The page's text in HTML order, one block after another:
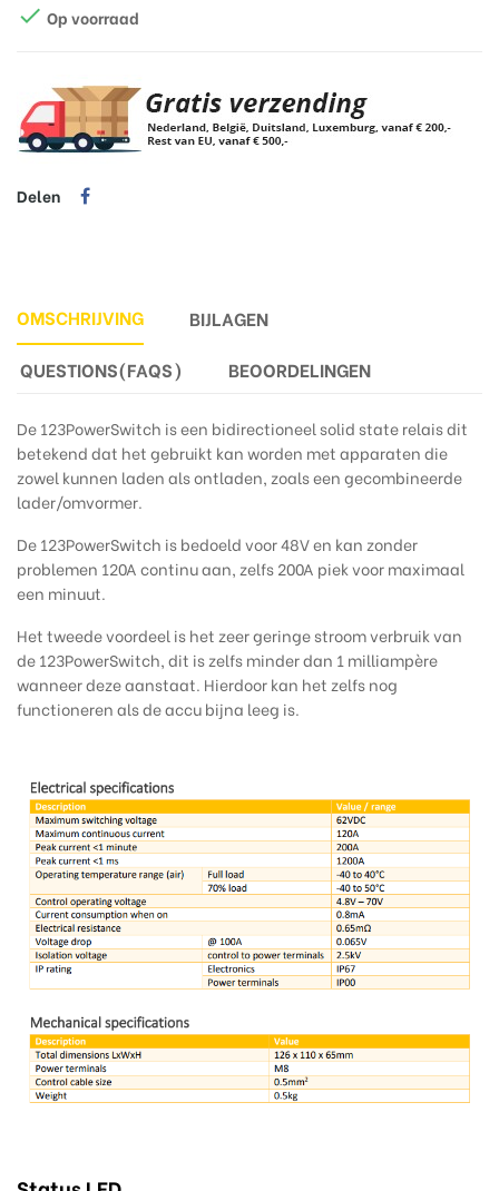
 Op voorraad
Delen
OMSCHRIJVING
BIJLAGEN
QUESTIONS(FAQS)
BEOORDELINGEN
De 123PowerSwitch is een bidirectioneel solid state relais dit
betekend dat het gebruikt kan worden met apparaten die
zowel kunnen laden als ontladen, zoals een gecombineerde
lader/omvormer.
De 123PowerSwitch is bedoeld voor 48V en kan zonder
problemen 120A continu aan, zelfs 200A piek voor maximaal
een minuut.
Het tweede voordeel is het zeer geringe stroom verbruik van
de 123PowerSwitch, dit is zelfs minder dan 1 milliampère
wanneer deze aanstaat. Hierdoor kan het zelfs nog
functioneren als de accu bijna leeg is.